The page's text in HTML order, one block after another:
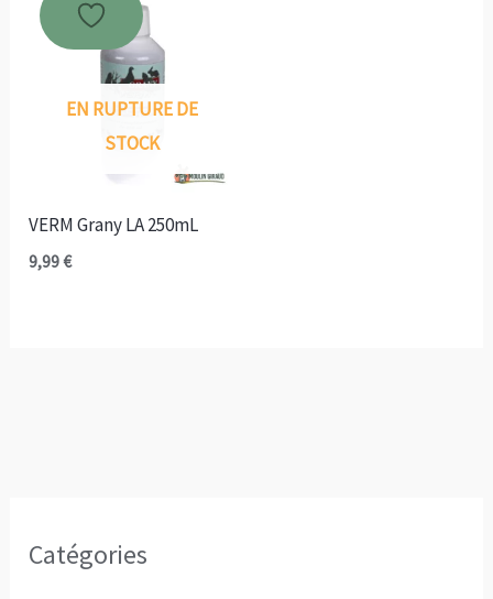
Catégories
89,90 €
EN RUPTURE DE
STOCK
VERM Grany LA 250mL
9,99€